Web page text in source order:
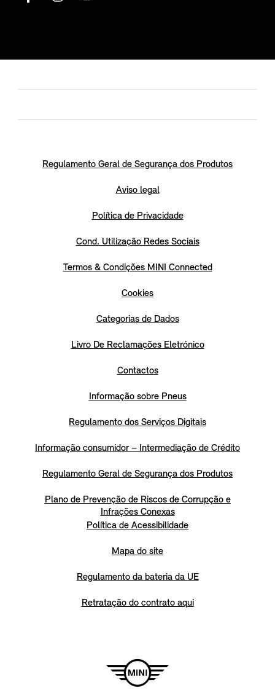
Regulamento Geral de Segurança dos Produtos
Aviso legal
Política de Privacidade
Cond. Utilização Redes Sociais
Termos & Condições MINI Connected
Cookies
Categorias de Dados
Livro De Reclamações Eletrónico
Contactos
Informação sobre Pneus
Regulamento dos Serviços Digitais
Informação consumidor – Intermediação de Crédito
Regulamento Geral de Segurança dos Produtos
Plano de Prevenção de Riscos de Corrupção e
Infrações Conexas
Política de Acessibilidade
Mapa do site
Regulamento da bateria da UE
Retratação do contrato aqui